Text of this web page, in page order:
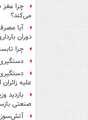
چرا مغز
می‌کند؟
آیا
دوران
چرا
علیه
بازدید
صنعتی